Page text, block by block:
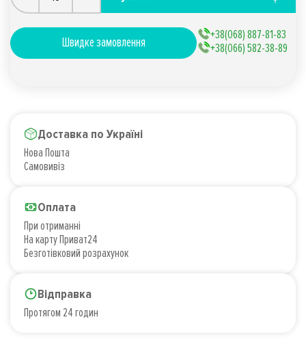
Швидке замовлення
+38(068) 887-81-83
+38(066) 582-38-89
Доставка по Україні
Нова Пошта
Самовивіз
Оплата
При отриманні
На карту Приват24
Безготівковий розрахунок
Відправка
Протягом 24 годин